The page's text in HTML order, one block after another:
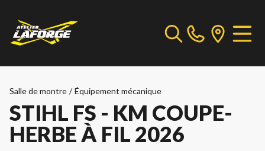
Salle de montre / Équipement mécanique
STIHL FS - KM COUPE-
HERBE À FIL 2026